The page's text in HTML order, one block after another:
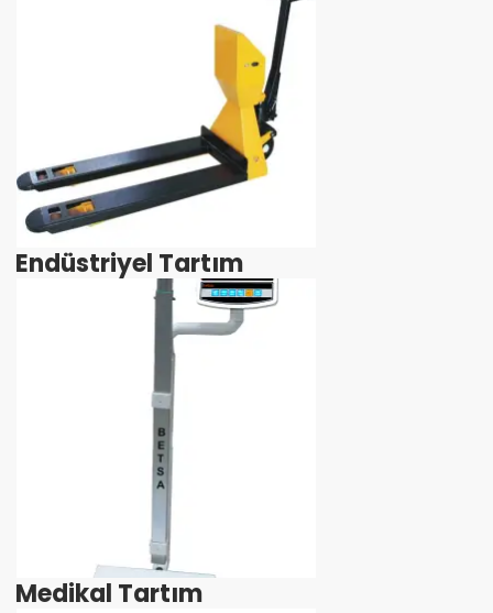
Endüstriyel Tartım
İncele
Medikal Tartım
İncele